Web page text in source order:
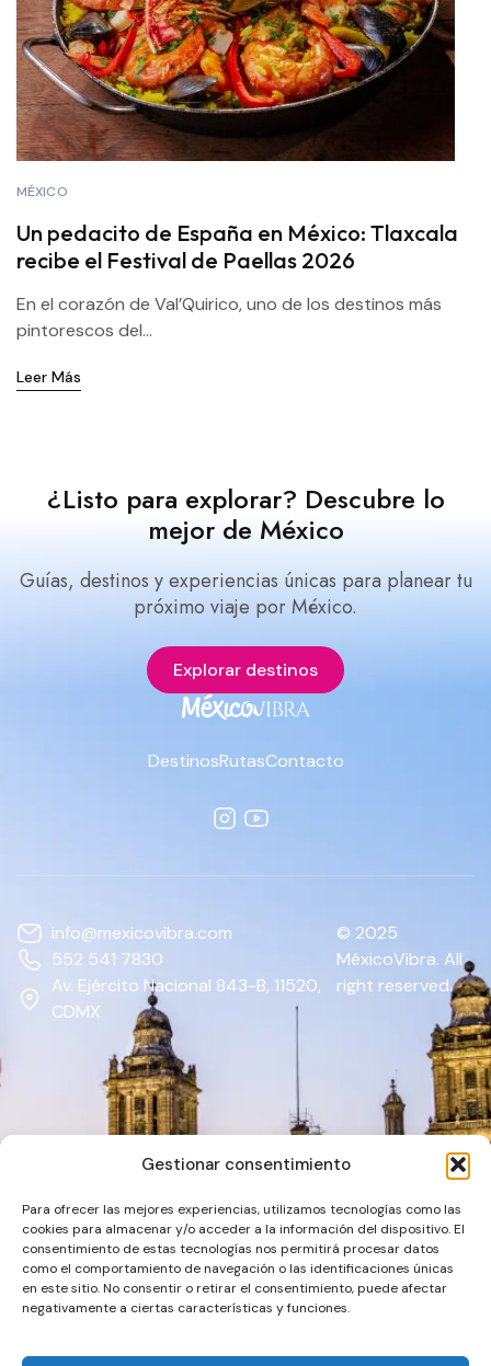
Gestionar consentimiento
Para ofrecer las mejores experiencias, utilizamos tecnologías como las
cookies para almacenar y/o acceder a la información del dispositivo. El
consentimiento de estas tecnologías nos permitirá procesar datos
como el comportamiento de navegación o las identificaciones únicas
en este sitio. No consentir o retirar el consentimiento, puede afectar
negativamente a ciertas características y funciones.
MÉXICO
Un pedacito de España en México: Tlaxcala
recibe el Festival de Paellas 2026
En el corazón de Val’Quirico, uno de los destinos más
pintorescos del...
Leer Más
¿Listo para explorar? Descubre lo
mejor de México
Guías, destinos y experiencias únicas para planear tu
próximo viaje por México.
Explorar destinos
DestinosRutasContacto
info@mexicovibra.com
552 541 7830
Av. Ejército Nacional 843-B, 11520,
CDMX
© 2025
MéxicoVibra. All
right reserved.